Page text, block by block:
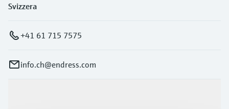
Svizzera
+41 61 715 7575
info.ch@endress.com